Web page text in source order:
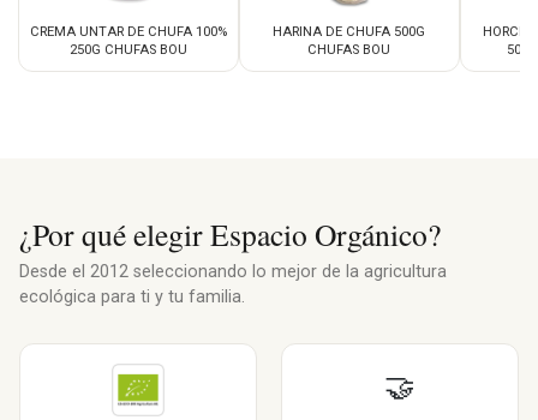
CREMA UNTAR DE CHUFA 100%
250G CHUFAS BOU
HARINA DE CHUFA 500G
CHUFAS BOU
¿Por qué elegir Espacio Orgánico?
Desde el 2012 seleccionando lo mejor de la agricultura
ecológica para ti y tu familia.
🤝